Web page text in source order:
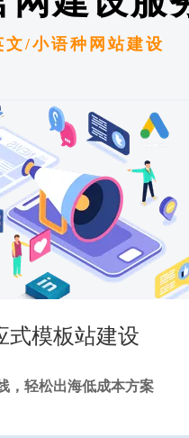
文/小语种网站建设
式模板站建设
，轻松出海低成本方案